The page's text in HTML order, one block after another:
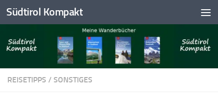
Skip to content
Südtirol Kompakt
REISETIPPS / SONSTIGES